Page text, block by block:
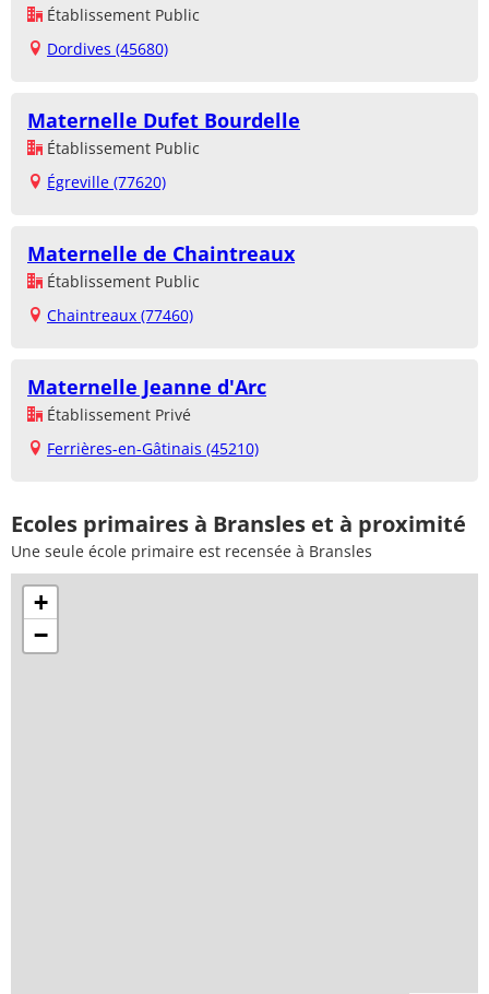
Établissement Public
Dordives (45680)
Maternelle Dufet Bourdelle
Établissement Public
Égreville (77620)
Maternelle de Chaintreaux
Établissement Public
Chaintreaux (77460)
Maternelle Jeanne d'Arc
Établissement Privé
Ferrières-en-Gâtinais (45210)
Ecoles primaires à Bransles et à proximité
Une seule école primaire est recensée à Bransles
+
−